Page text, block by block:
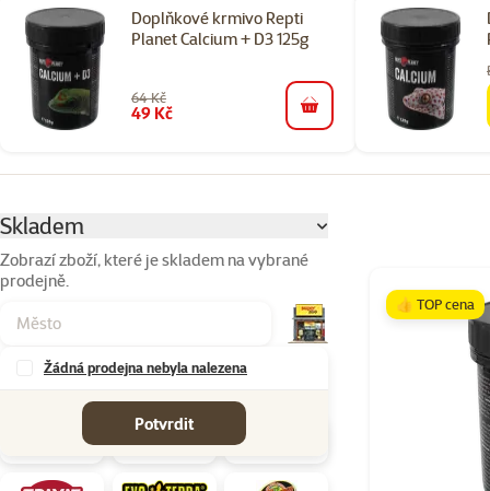
Doplňkové krmivo Repti
Planet Calcium + D3 125g
64 Kč
49 Kč do košíku
Skladem
Zobrazí zboží, které je skladem na vybrané
prodejně.
Žádná prodejna nebyla nalezena
Potvrdit
👍 TOP cena